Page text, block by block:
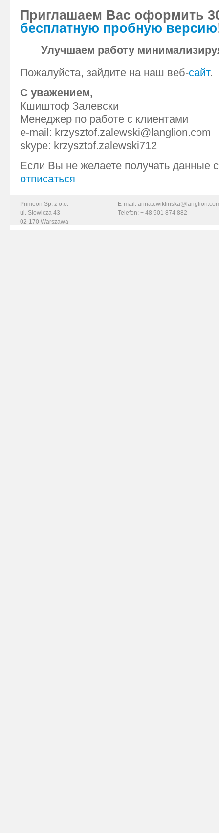
Приглашаем Вас оформить
бесплатную пробную версию
Улучшаем работу
Пожалуйста, зайдите на наш веб-сайт.
С уважением,
Кшиштоф Залевски
Менеджер по работе с клиентами
e-mail: krzysztof.zalewski@langlion.com
skype: krzysztof.zalewski712
Если Вы не желаете получать данные
отписаться
Primeon Sp. z o.o.
ul. Słowicza 43
02-170 Warszawa
E-mail:
Telefon: + 48 501 874 882